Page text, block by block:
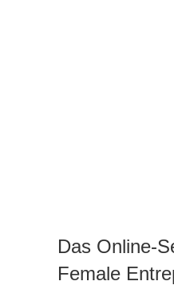
Das Online-
Female